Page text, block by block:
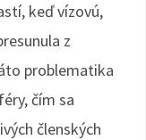
keď vízovú,
z
problematika
čím sa
členských